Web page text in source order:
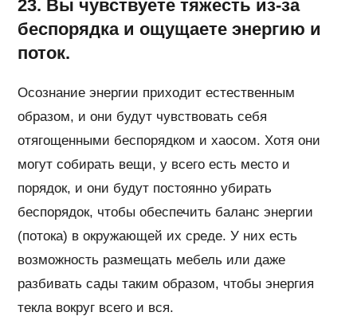
23. Вы чувствуете тяжесть из-за
беспорядка и ощущаете энергию и
поток.
Осознание энергии приходит естественным
образом, и они будут чувствовать себя
отягощенными беспорядком и хаосом. Хотя они
могут собирать вещи, у всего есть место и
порядок, и они будут постоянно убирать
беспорядок, чтобы обеспечить баланс энергии
(потока) в окружающей их среде. У них есть
возможность размещать мебель или даже
разбивать сады таким образом, чтобы энергия
текла вокруг всего и вся.